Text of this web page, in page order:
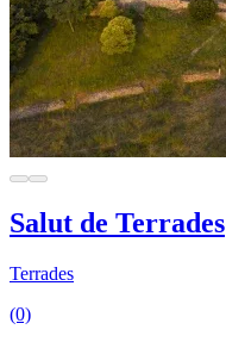
Salut de Terrades
Terrades
(0)